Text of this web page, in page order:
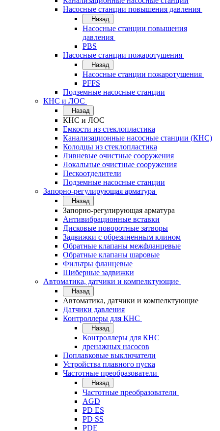
Насосные станции повышения давления
Назад
Насосные станции повышения
давления
PBS
Насосные станции пожаротушения
Назад
Насосные станции пожаротушения
PFFS
Подземные насосные станции
КНС и ЛОС
Назад
КНС и ЛОС
Емкости из стеклопластика
Канализационные насосные станции (КНС)
Колодцы из стеклопластика
Ливневые очистные сооружения
Локальные очистные сооружения
Пескоотделители
Подземные насосные станции
Запорно-регулирующая арматура
Назад
Запорно-регулирующая арматура
Антивибрационные вставки
Дисковые поворотные затворы
Задвижки с обрезиненным клином
Обратные клапаны межфланцевые
Обратные клапаны шаровые
Фильтры фланцевые
Шиберные задвижки
Автоматика, датчики и компелктующие
Назад
Автоматика, датчики и компелктующие
Датчики давления
Контроллеры для КНС
Назад
Контроллеры для КНС
дренажных насосов
Поплавковые выключатели
Устройства плавного пуска
Частотные преобразователи
Назад
Частотные преобразователи
AGD
PD ES
PD SS
PDE